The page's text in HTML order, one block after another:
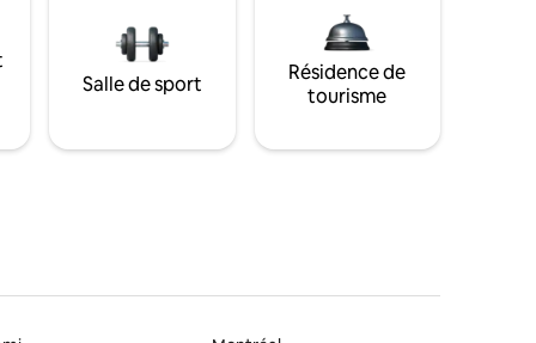
Salle de sport
Résidence de
tourisme